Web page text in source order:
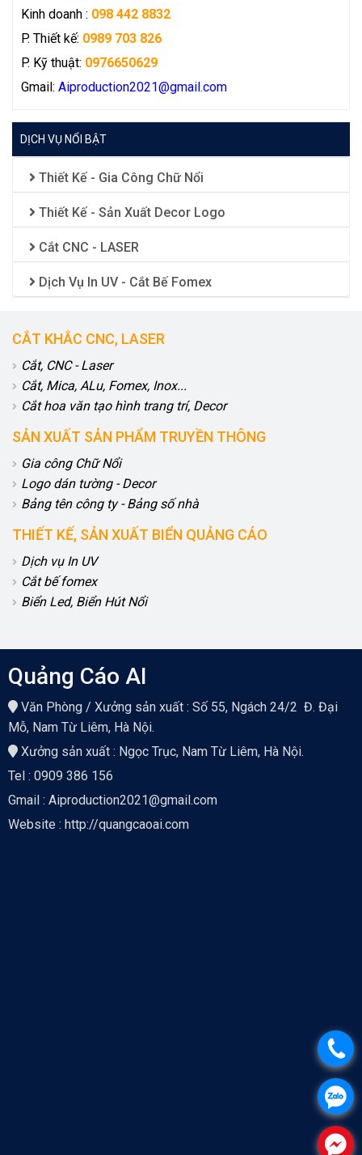
Kinh doanh : 098 442 8832
P. Thiết kế: 0989 703 826
P. Kỹ thuật: 0976650629
Gmail: Aiproduction2021@gmail.com
DỊCH VỤ NỔI BẬT
Thiết Kế - Gia Công Chữ Nổi
Thiết Kế - Sản Xuất Decor Logo
Cắt CNC - LASER
Dịch Vụ In UV - Cắt Bế Fomex
CẮT KHẮC CNC, LASER
Cắt, CNC - Laser
Cắt, Mica, ALu, Fomex, Inox...
Cắt hoa văn tạo hình trang trí, Decor
SẢN XUẤT SẢN PHẨM TRUYỀN THÔNG
Gia công Chữ Nổi
Logo dán tường - Decor
Bảng tên công ty - Bảng số nhà
THIẾT KẾ, SẢN XUẤT BIỂN QUẢNG CÁO
Dịch vụ In UV
Cắt bế fomex
Biển Led, Biển Hút Nổi
Quảng Cáo AI
Văn Phòng / Xưởng sản xuất : Số 55, Ngách 24/2 Đ. Đại
Mỗ, Nam Từ Liêm, Hà Nội.
Xưởng sản xuất : Ngọc Trục, Nam Từ Liêm, Hà Nội.
Tel : 0909 386 156
Gmail : Aiproduction2021@gmail.com
Website : http://quangcaoai.com